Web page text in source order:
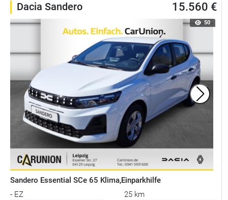
Dacia Sandero 15.560 €
50
Sandero Essential SCe 65 Klima,Einparkhilfe
- EZ
25 km